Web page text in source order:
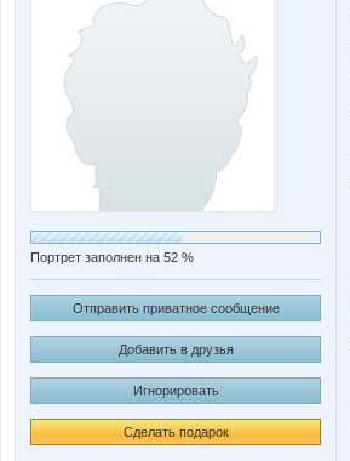
Портрет заполнен на 52 %
Отправить приватное сообщение
Добавить в друзья
Игнорировать
Сделать подарок